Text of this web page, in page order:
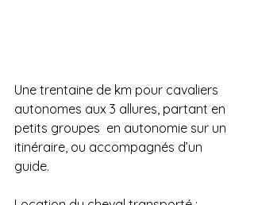
Une trentaine de km pour cavaliers
autonomes aux 3 allures, partant en
petits groupes  en autonomie sur un
itinéraire, ou accompagnés d’un
guide.